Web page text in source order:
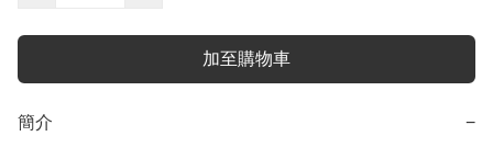
加至購物車
簡介 −